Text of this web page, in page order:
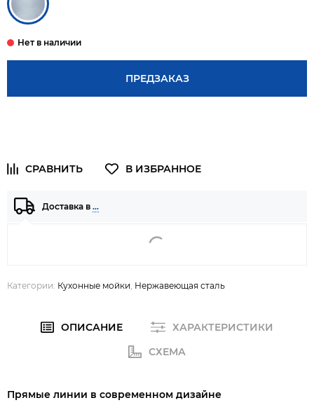
ПРЕДЗАКАЗ
Доставка в …
Категории: Кухонные мойки, Нержавеющая сталь
ОПИСАНИЕ
ХАРАКТЕРИСТИКИ
СХЕМА
Прямые линии в современном дизайне